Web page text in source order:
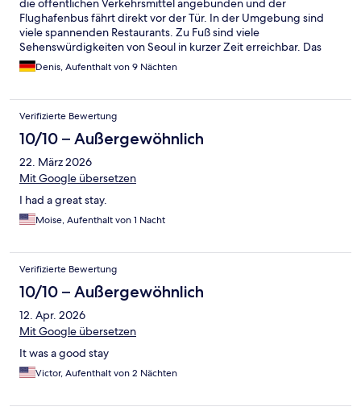
die öffentlichen Verkehrsmittel angebunden und der
Flughafenbus fährt direkt vor der Tür. In der Umgebung sind
viele spannenden Restaurants. Zu Fuß sind viele
Sehenswürdigkeiten von Seoul in kurzer Zeit erreichbar. Das
Hotel ist sauber, stylisch und der kostenlose (Self)-Service lässt
keine Wünsche offen. Im Keller gibt es ein kleines Kaffee - für
Google und Co. von der Umgebung nicht abschrecken. 100%
Buchungsempfehlung.
Denis, Aufenthalt von 9 Nächten
Verifizierte Bewertung
10/10 – Außergewöhnlich
22. März 2026
Mit Google übersetzen
I had a great stay.
Moise, Aufenthalt von 1 Nacht
Verifizierte Bewertung
10/10 – Außergewöhnlich
12. Apr. 2026
Mit Google übersetzen
It was a good stay
Victor, Aufenthalt von 2 Nächten